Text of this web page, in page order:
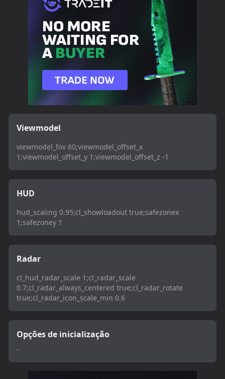
Viewmodel
viewmodel_fov 60;viewmodel_offset_x
1;viewmodel_offset_y 1;viewmodel_offset_z -1
HUD
hud_scaling 0.95;cl_showloadout true;safezonex
1;safezoney 1
Radar
cl_hud_radar_scale 1;cl_radar_scale
0.7;cl_radar_always_centered true;cl_radar_rotate
true;cl_radar_icon_scale_min 0.6
Opções de inicialização
-